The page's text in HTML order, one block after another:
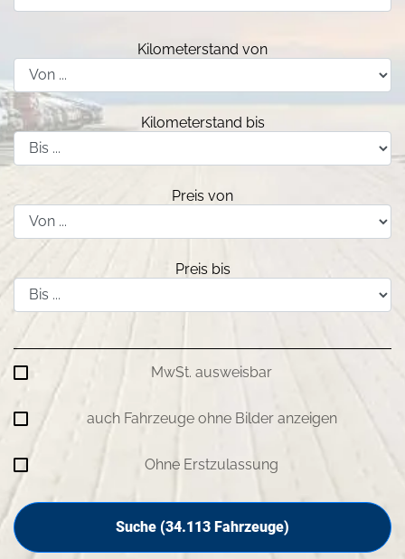
Kilometerstand von
Kilometerstand bis
Preis von
Preis bis
MwSt. ausweisbar
auch Fahrzeuge ohne Bilder anzeigen
Ohne Erstzulassung
Suche (34.113 Fahrzeuge)